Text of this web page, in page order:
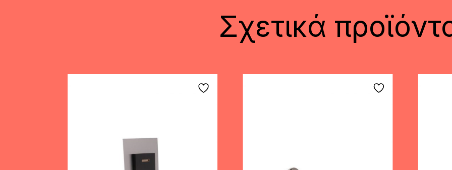
Σχετικά